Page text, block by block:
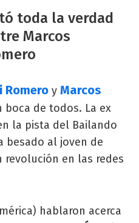
toda la verdad
Marcos
Romero y Marcos
boca de todos. La ex
la pista del Bailando
besado al joven de
revolución en las redes
hablaron acerca